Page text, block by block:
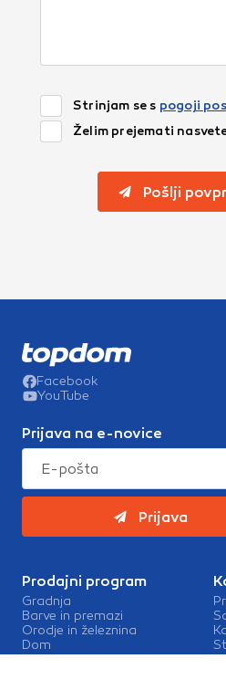
Strinjam se s pogoji
Želim prejemati
Pošlji
Facebook
YouTube
Prijava na e-novice
Prijava
Prodajni program
Gradnja
Barve in premazi
Orodje in železnina
Dom
Vrt in okolica